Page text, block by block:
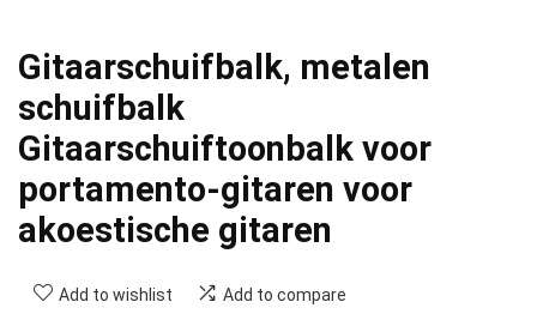
Gitaarschuifbalk, metalen
schuifbalk
Gitaarschuiftoonbalk voor
portamento-gitaren voor
akoestische gitaren
Add to wishlist Add to compare